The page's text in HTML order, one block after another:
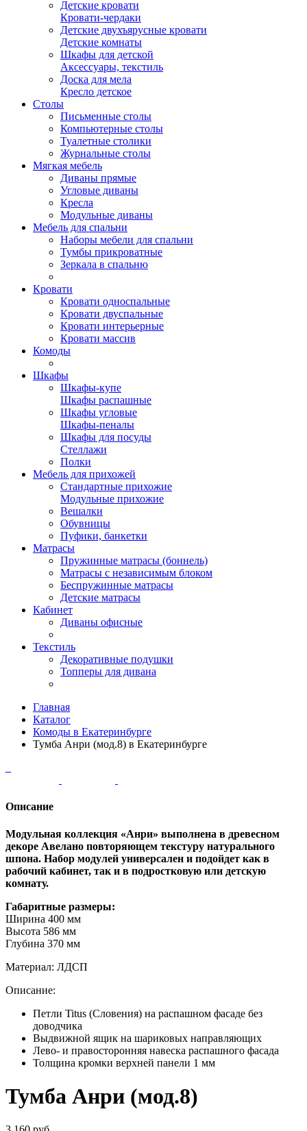
Детские кровати
Кровати-чердаки
Детские двухъярусные кровати
Детские комнаты
Шкафы для детской
Аксессуары, текстиль
Доска для мела
Кресло детское
Столы
Письменные столы
Компьютерные столы
Туалетные столики
Журнальные столы
Мягкая мебель
Диваны прямые
Угловые диваны
Кресла
Модульные диваны
Мебель для спальни
Наборы мебели для спальни
Тумбы прикроватные
Зеркала в спальню
Кровати
Кровати односпальные
Кровати двуспальные
Кровати интерьерные
Кровати массив
Комоды
Шкафы
Шкафы-купе
Шкафы распашные
Шкафы угловые
Шкафы-пеналы
Шкафы для посуды
Стеллажи
Полки
Мебель для прихожей
Стандартные прихожие
Модульные прихожие
Вешалки
Обувницы
Пуфики, банкетки
Матрасы
Пружинные матрасы (боннель)
Матрасы с независимым блоком
Беспружинные матрасы
Детские матрасы
Кабинет
Диваны офисные
Текстиль
Декоративные подушки
Топперы для дивана
Главная
Каталог
Комоды в Екатеринбурге
Тумба Анри (мод.8) в Екатеринбурге
Описание
Модульная коллекция «Анри» выполнена в древесном
декоре Авелано повторяющем текстуру натурального
шпона. Набор модулей универсален и подойдет как в
рабочий кабинет, так и в подростковую или детскую
комнату.
Габаритные размеры:
Ширина 400 мм
Высота 586 мм
Глубина 370 мм
Материал: ЛДСП
Описание:
Петли Titus (Словения) на распашном фасаде без
доводчика
Выдвижной ящик на шариковых направляющих
Лево- и правосторонняя навеска распашного фасада
Толщина кромки верхней панели 1 мм
Тумба Анри (мод.8)